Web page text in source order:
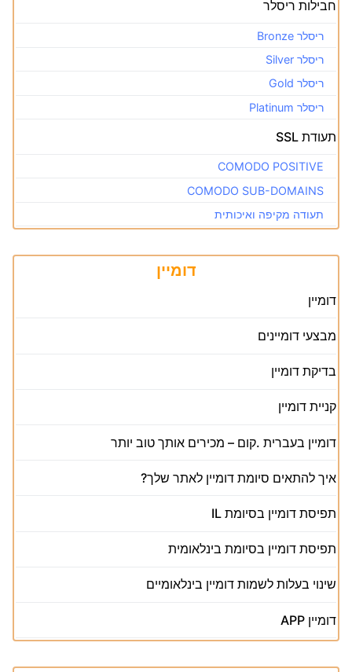
חבילות ריסלר
ריסלר Bronze
ריסלר Silver
ריסלר Gold
ריסלר Platinum
תעודת SSL
COMODO POSITIVE
COMODO SUB-DOMAINS
תעודה מקיפה ואיכותית
דומיין
דומיין
מבצעי דומיינים
בדיקת דומיין
קניית דומיין
דומיין בעברית .קום – מכירים אותך טוב יותר
איך להתאים סיומת דומיין לאתר שלך?
תפיסת דומיין בסיומת IL
תפיסת דומיין בסיומת בינלאומית
שינוי בעלות לשמות דומיין בינלאומיים
דומיין APP